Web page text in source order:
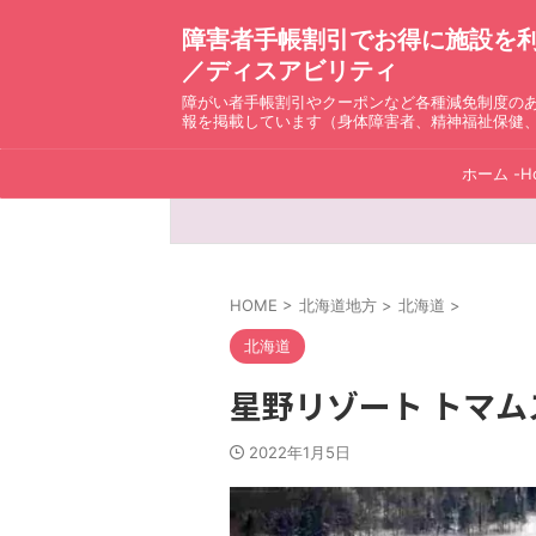
障害者手帳割引でお得に施設を
／ディスアビリティ
障がい者手帳割引やクーポンなど各種減免制度の
報を掲載しています（身体障害者、精神福祉保健
ホーム -
HOME > 北海道地方 > 北海道 >
北海道
星野リゾート トマ
2022年1月5日